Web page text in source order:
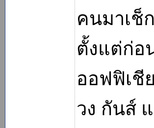
คนมาเช็
ตั้งแต่ก่อ
ออฟฟิเชี
วง กันส์